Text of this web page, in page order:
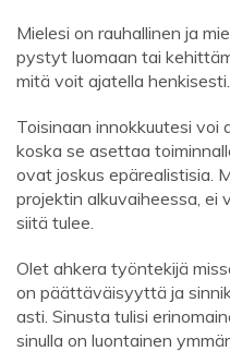
Mielesi on rauhallinen ja
pystyt luomaan tai
mitä voit ajatella henkisesti.
Toisinaan innokkuutesi voi
koska se asettaa
ovat joskus epärealistisia.
projektin alkuvaiheessa, ei
siitä tulee.
Olet ahkera työntekijä
on päättäväisyyttä ja
asti. Sinusta tulisi
sinulla on luontainen